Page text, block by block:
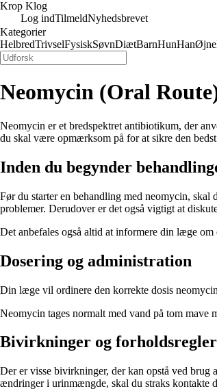
Krop Klog
Log indTilmeldNyhedsbrevet
Kategorier
HelbredTrivselFysiskSøvnDiætBarnHunHanØjne
Neomycin (Oral
Neomycin er et bredspektret antibiotikum, der
du skal være opmærksom på for at sikre den
Inden du begynder
Før du starter en behandling med neomycin,
problemer. Derudover er det også vigtigt at
Det anbefales også altid at informere din læge
Dosering og administration
Din læge vil ordinere den korrekte dosis
Neomycin tages normalt med vand på tom
Bivirkninger og forholdsregler
Der er visse bivirkninger, der kan opstå ved
ændringer i urinmængde, skal du straks kontakte